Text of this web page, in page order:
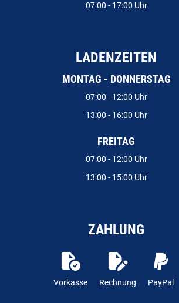
07:00 - 17:00 Uhr
LADENZEITEN
MONTAG - DONNERSTAG
07:00 - 12:00 Uhr
13:00 - 16:00 Uhr
FREITAG
07:00 - 12:00 Uhr
13:00 - 15:00 Uhr
ZAHLUNG
Vorkasse Rechnung PayPal